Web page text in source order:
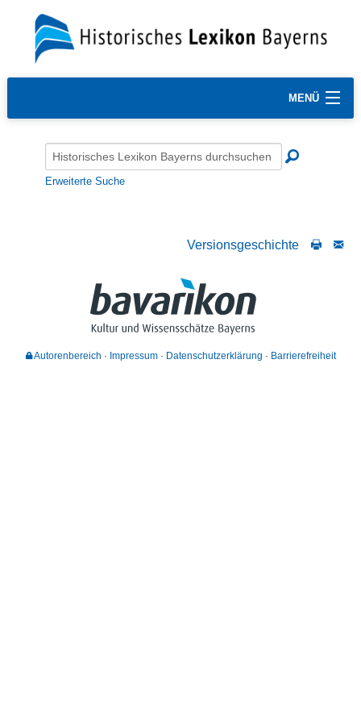
MENÜ
Erweiterte Suche
Versionsgeschichte
Autorenbereich Impressum Datenschutzerklärung Barrierefreiheit